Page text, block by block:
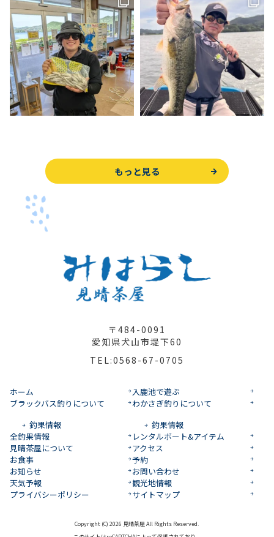
もっと見る
〒484-0091
愛知県犬山市堤下60
TEL:0568-67-0705
ホーム
入鹿池で遊ぶ
ブラックバス釣りについて
釣果情報
わかさぎ釣りについて
釣果情報
全釣果情報
レンタルボート&アイテム
見晴茶屋について
アクセス
お食事
予約
お知らせ
お問い合わせ
天気予報
観光地情報
プライバシーポリシー
サイトマップ
Copyright (C) 2026 見晴茶屋 All Rights Reserved.